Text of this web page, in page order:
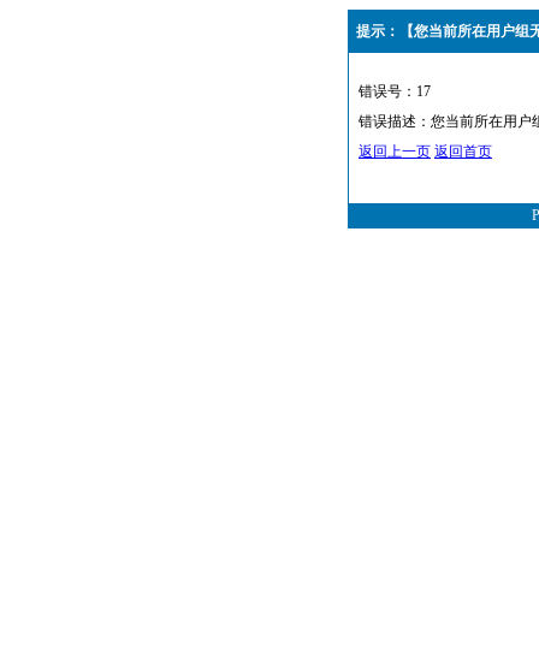
提示：【您当前所在用户组
错误号：17
错误描述：您当前所在用户
返回上一页 返回首页